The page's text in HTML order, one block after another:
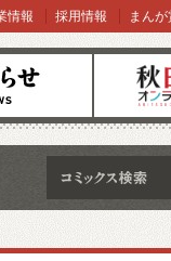
オンライン
情報 採用情報 まんが